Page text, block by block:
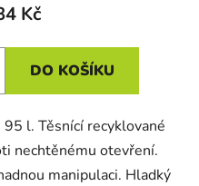
Kč
DO KOŠÍKU
l. Těsnící recyklované
nechtěnému otevření.
manipulaci. Hladký